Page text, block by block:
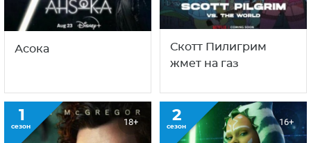
Асока
Скотт Пилигрим
жмет на газ
1
сезон 18+ 2
сезон 16+